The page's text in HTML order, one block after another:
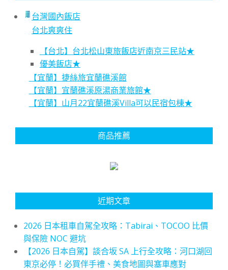
台灣國內飯店
台北爽爽住
【台北】台北松山東旅飯店近南京三民站★
優美飯店★
【宜蘭】捷絲旅宜蘭礁溪館
【宜蘭】宜蘭礁溪原湯商業旅館★
【宜蘭】山月22宜蘭礁溪Villa可以民宿包棟★
商品推薦
近期文章
2026 日本租車自駕全攻略：Tabirai、TOCOO 比價
與保險 NOC 避坑
【2026 日本自駕】談合坂 SA 上行全攻略：河口湖回
東京必停！必買伴手禮、美食地圖與塞車應對